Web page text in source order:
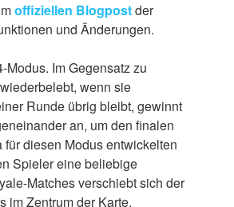
offiziellen Blogpostder
und Änderungen.
Im Gegensatz zu
wenn sie
Runde übrig bleibt, gewinnt
an, um den finalen
diesen Modus entwickelten
Spieler eine beliebige
Matches verschiebt sich der
im Zentrum der Karte.